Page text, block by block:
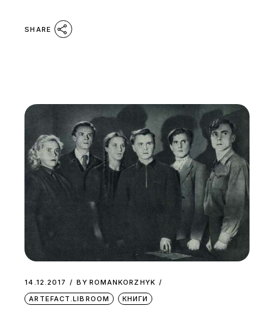
SHARE
14.12.2017 BY ROMANKORZHYK
ARTEFACT.LIBROOM
КНИГИ